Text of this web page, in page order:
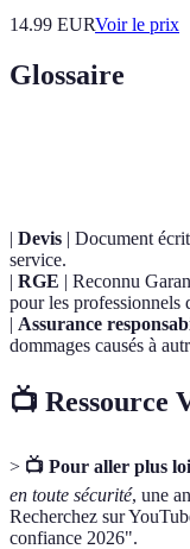
14.99 EURVoir le prix
Glossaire
| Devis | Document
service.
| RGE | Reconnu
pour les professionnels
| Assurance
dommages causés à
📺 Ressource
> 📺 Pour aller plus
en toute sécurité, une
Recherchez sur
confiance 2026".